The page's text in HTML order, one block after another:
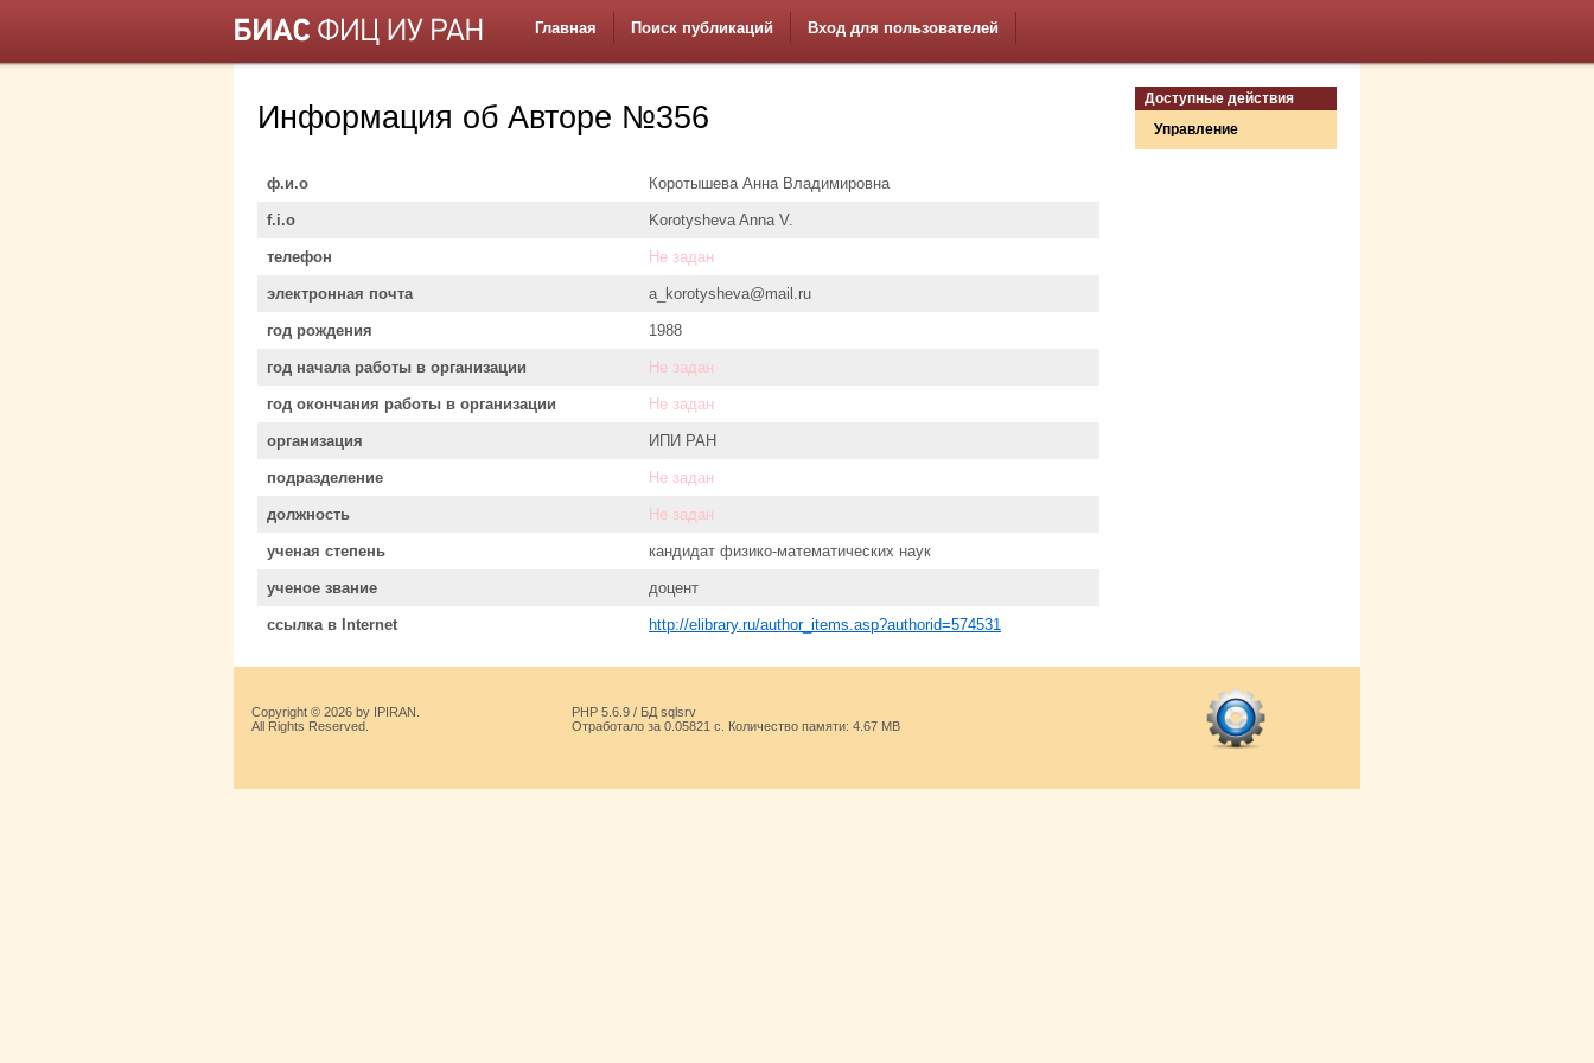
Главная Поиск публикаций Вход для пользователей
Информация об Авторе №356
ф.и.о Коротышева Анна Владимировна
f.i.o Korotysheva Anna V.
телефон Не задан
электронная почта a_korotysheva@mail.ru
год рождения 1988
год начала работы в организации Не задан
год окончания работы в организации Не задан
организация ИПИ РАН
подразделение Не задан
должность Не задан
ученая степень кандидат физико-математических наук
ученое звание доцент
ссылка в Internet http://elibrary.ru/author_items.asp?authorid=574531
Доступные действия
Управление
Copyright © 2026 by IPIRAN.
All Rights Reserved.
PHP 5.6.9 / БД sqlsrv
Отработало за 0.05821 с. Количество памяти: 4.67 MB